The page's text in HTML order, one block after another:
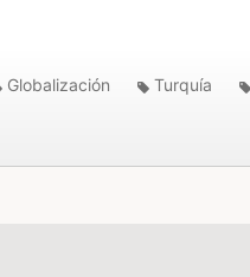
Globalización Turquía